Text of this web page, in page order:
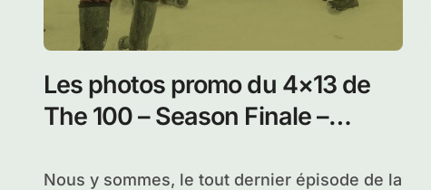
Les photos promo du 4×13 de
The 100 – Season Finale –
Nous y sommes, le tout dernier épisode de la